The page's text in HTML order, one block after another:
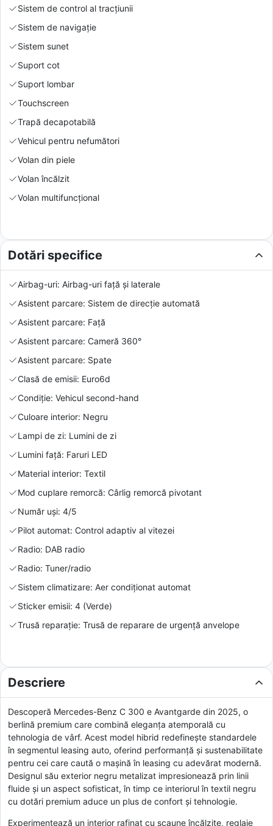
Sistem de control al tracțiunii
Sistem de navigație
Sistem sunet
Suport cot
Suport lombar
Touchscreen
Trapă decapotabilă
Vehicul pentru nefumători
Volan din piele
Volan încălzit
Volan multifuncțional
Dotări specifice
Airbag-uri: Airbag-uri față și laterale
Asistent parcare: Sistem de direcție automată
Asistent parcare: Față
Asistent parcare: Cameră 360°
Asistent parcare: Spate
Clasă de emisii: Euro6d
Condiție: Vehicul second-hand
Culoare interior: Negru
Lampi de zi: Lumini de zi
Lumini față: Faruri LED
Material interior: Textil
Mod cuplare remorcă: Cârlig remorcă pivotant
Număr uși: 4/5
Pilot automat: Control adaptiv al vitezei
Radio: DAB radio
Radio: Tuner/radio
Sistem climatizare: Aer condiționat automat
Sticker emisii: 4 (Verde)
Trusă reparație: Trusă de reparare de urgență anvelope
Descriere
Descoperă Mercedes-Benz C 300 e Avantgarde din 2025, o
berlină premium care combină eleganța atemporală cu
tehnologia de vârf. Acest model hibrid redefinește standardele
în segmentul leasing auto, oferind performanță și sustenabilitate
pentru cei care caută o mașină în leasing cu adevărat modernă.
Designul său exterior negru metalizat impresionează prin linii
fluide și un aspect sofisticat, în timp ce interiorul în textil negru
cu dotări premium aduce un plus de confort și tehnologie.
Experimentează un interior rafinat cu scaune încălzite, reglaje